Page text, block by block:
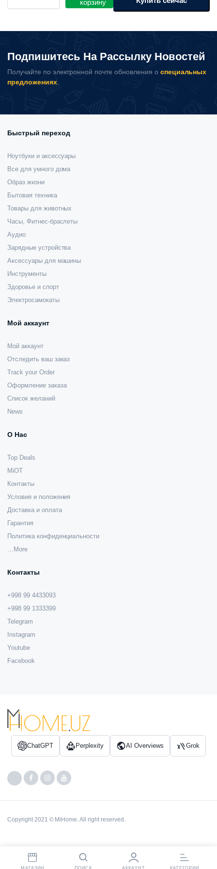
для
Air
Purifier
4
Pro
корзину
Подпишитесь На Рассылку Новостей
Получайте по электронной почте обновления о специальных
предложениях.
Быстрый переход
Ноутбуки и аксессуары
Все для умного дома
Образ жизни
Бытовая техника
Товары для животных
Часы, Фитнес-браслеты
Аудио
Зарядные устройства
Аксессуары для машины
Инструменты
Здоровье и спорт
Электросамокаты
Мой аккаунт
Мой аккаунт
Отследить ваш заказ
Track your Order
Оформление заказа
Список желаний
News
О Нас
Top Deals
MiOT
Контакты
Условия и положения
Доставка и оплата
Гарантия
Политика конфиденциальности
…More
Контакты
+998 99 4433093
+998 99 1333399
Telegram
Instagram
Youtube
Facebook
ChatGPT Perplexity AI Overviews Grok
Copyright 2021 © MiHome. All right reserved.
МАГАЗИН ПОИСК АККАУНТ КАТЕГОРИИ